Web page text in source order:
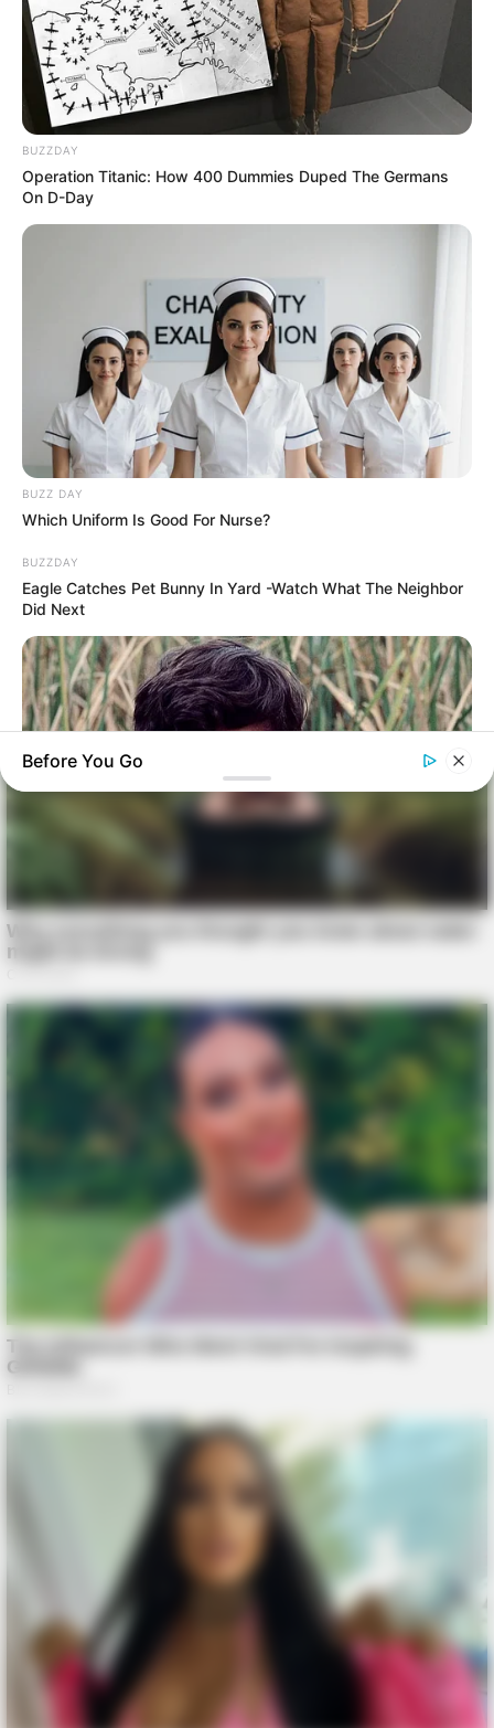
BUZZDAY
Operation Titanic: How 400 Dummies Duped The Germans
On D-Day
BUZZ DAY
Which Uniform Is Good For Nurse?
BUZZDAY
Eagle Catches Pet Bunny In Yard -Watch What The Neighbor
Did Next
BUZZDAY
9 Foods That Secretly Increase Your Cancer Risk – Number 4
Zmysłowy taniec który przyciąga spojrzenia wszystkich
Before You Go